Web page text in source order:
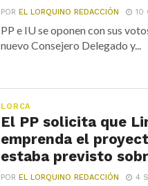
POREL LORQUINO REDACCIÓN 10
PP e IU se oponen con sus
nuevo Consejero Delegado y...
LORCA
El PP solicita que
emprenda el
estaba previsto
POREL LORQUINO REDACCIÓN 4